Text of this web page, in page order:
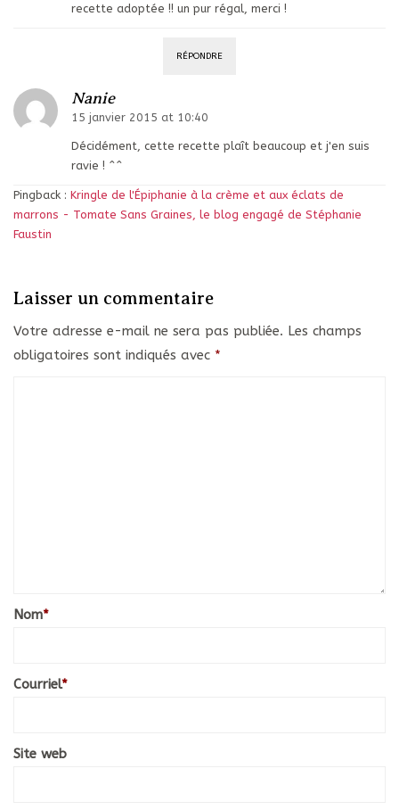
recette adoptée !! un pur régal, merci !
RÉPONDRE
Nanie
15 janvier 2015 at 10:40
Décidément, cette recette plaît beaucoup et j'en suis
ravie ! ^^
Pingback : Kringle de l'Épiphanie à la crème et aux éclats de
marrons - Tomate Sans Graines, le blog engagé de Stéphanie
Faustin
Laisser un commentaire
Votre adresse e-mail ne sera pas publiée. Les champs
obligatoires sont indiqués avec *
Nom*
Courriel*
Site web